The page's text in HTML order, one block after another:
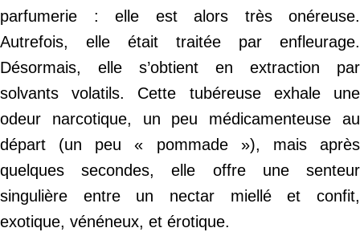
parfumerie : elle est alors très onéreuse.
Autrefois, elle était traitée par enfleurage.
Désormais, elle s’obtient en extraction par
solvants volatils. Cette tubéreuse exhale une
odeur narcotique, un peu médicamenteuse au
départ (un peu « pommade »), mais après
quelques secondes, elle offre une senteur
singulière entre un nectar miellé et confit,
exotique, vénéneux, et érotique.